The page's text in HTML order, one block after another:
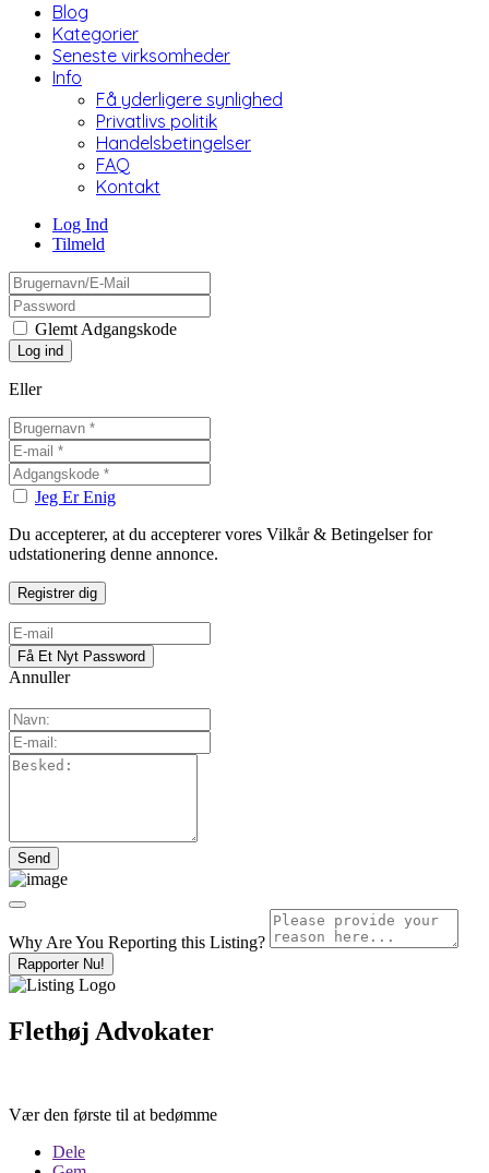
Blog
Kategorier
Seneste virksomheder
Info
Få yderligere synlighed
Privatlivs politik
Handelsbetingelser
FAQ
Kontakt
Log Ind
Tilmeld
Glemt Adgangskode
Eller
Jeg Er Enig
Du accepterer, at du accepterer vores Vilkår & Betingelser for
udstationering denne annonce.
Annuller
Why Are You Reporting this Listing?
Rapporter Nu!
Flethøj Advokater
Vær den første til at bedømme
Dele